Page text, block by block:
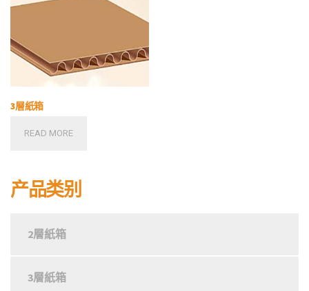
3層紙箱
READ MORE
产品类别
2層紙箱
3層紙箱